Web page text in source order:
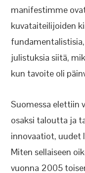
manifestimme
kuvataiteilijoiden
julistuksia siitä,
kun tavoite oli
Suomessa elettiin
osaksi taloutta ja
innovaatiot, uudet
Miten sellaiseen
vuonna 2005